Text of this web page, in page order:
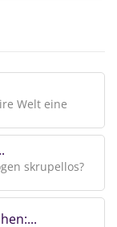
Welt eine
skrupellos?